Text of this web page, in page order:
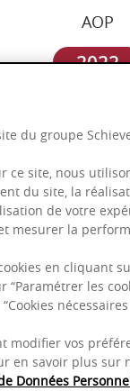
AOP
2022
du groupe
ce site, nous
du site, la
de votre
mesurer la
en cliquant
les
modifier vos
en savoir plus
Données